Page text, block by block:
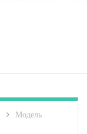
Модель